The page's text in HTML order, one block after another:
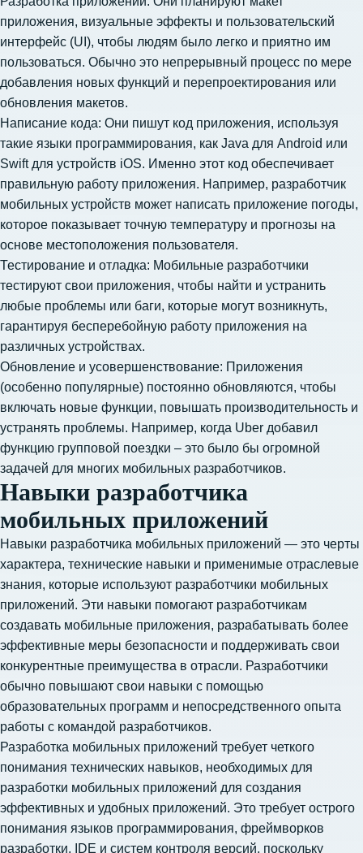
приложения, визуальные эффекты и пользовательский
интерфейс (UI), чтобы людям было легко и приятно им
пользоваться. Обычно это непрерывный процесс по мере
добавления новых функций и перепроектирования или
обновления макетов.
Написание кода: Они пишут код приложения, используя
такие языки программирования, как Java для Android или
Swift для устройств iOS. Именно этот код обеспечивает
правильную работу приложения. Например, разработчик
мобильных устройств может написать приложение погоды,
которое показывает точную температуру и прогнозы на
основе местоположения пользователя.
Тестирование и отладка: Мобильные разработчики
тестируют свои приложения, чтобы найти и устранить
любые проблемы или баги, которые могут возникнуть,
гарантируя бесперебойную работу приложения на
различных устройствах.
Обновление и усовершенствование: Приложения
(особенно популярные) постоянно обновляются, чтобы
включать новые функции, повышать производительность и
устранять проблемы. Например, когда Uber добавил
функцию групповой поездки – это было бы огромной
задачей для многих мобильных разработчиков.
Навыки разработчика
мобильных приложений
Навыки разработчика мобильных приложений — это черты
характера, технические навыки и применимые отраслевые
знания, которые используют разработчики мобильных
приложений. Эти навыки помогают разработчикам
создавать мобильные приложения, разрабатывать более
эффективные меры безопасности и поддерживать свои
конкурентные преимущества в отрасли. Разработчики
обычно повышают свои навыки с помощью
образовательных программ и непосредственного опыта
работы с командой разработчиков.
Разработка мобильных приложений требует четкого
понимания технических навыков, необходимых для
разработки мобильных приложений для создания
эффективных и удобных приложений. Это требует острого
понимания языков программирования, фреймворков
разработки, IDE и систем контроля версий, поскольку